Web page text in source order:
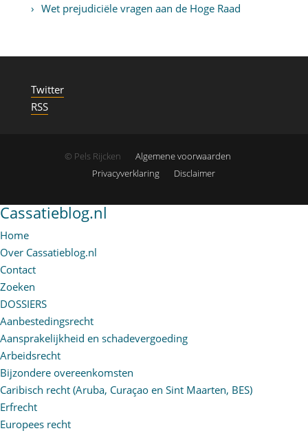
Wet prejudiciële vragen aan de Hoge Raad
Twitter
RSS
© Pels Rijcken
Algemene voorwaarden
Privacyverklaring
Disclaimer
Cassatieblog.nl
Home
Over Cassatieblog.nl
Contact
Zoeken
DOSSIERS
Aanbestedingsrecht
Aansprakelijkheid en schadevergoeding
Arbeidsrecht
Bijzondere overeenkomsten
Caribisch recht (Aruba, Curaçao en Sint Maarten, BES)
Erfrecht
Europees recht